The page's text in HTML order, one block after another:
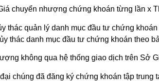
chuyển nhượng chứng khoán từng lần x
thác quản lý danh mục đầu tư chứng
thác danh mục đầu tư chứng khoán theo
không qua hệ thống giao dịch trên Sở
chúng đã đăng ký chứng khoán tập trung